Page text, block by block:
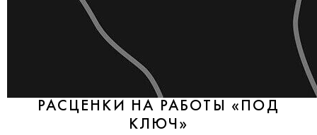
РАСЦЕНКИ НА РАБОТЫ «ПОД
КЛЮЧ»